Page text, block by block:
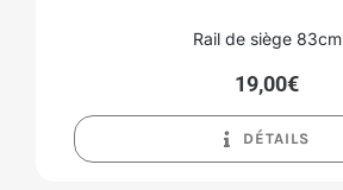
Rail de siège 83cm
19,00€
DÉTAILS